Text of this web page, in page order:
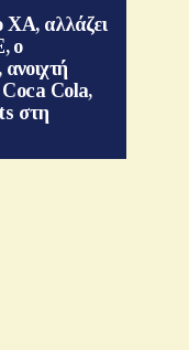
ΧΑ, αλλάζει
ο
Cola,
στη